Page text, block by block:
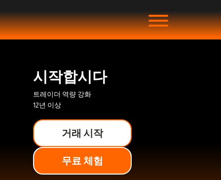
시작합시다
트레이더 역량 강화
12년 이상
거래 시작
무료 체험